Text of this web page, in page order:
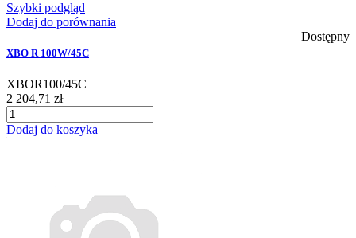
Szybki podgląd
Dodaj do porównania
Dostępny
XBO R 100W/45C
XBOR100/45C
2 204,71 zł
Dodaj do koszyka